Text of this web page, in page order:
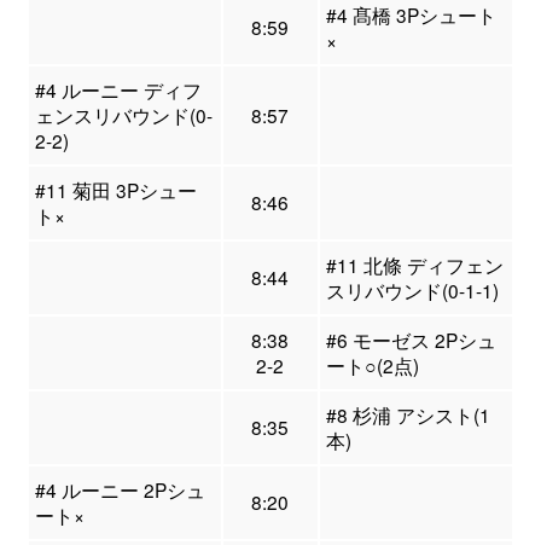
8:59
#4 髙橋 3Pシュート
×
#4 ルーニー ディフ
ェンスリバウンド(0-
2-2)
8:57
#11 菊田 3Pシュー
ト×
8:46
8:44
#11 北條 ディフェン
スリバウンド(0-1-1)
8:38
2-2
#6 モーゼス 2Pシュ
ート○(2点)
8:35
#8 杉浦 アシスト(1
本)
#4 ルーニー 2Pシュ
ート×
8:20